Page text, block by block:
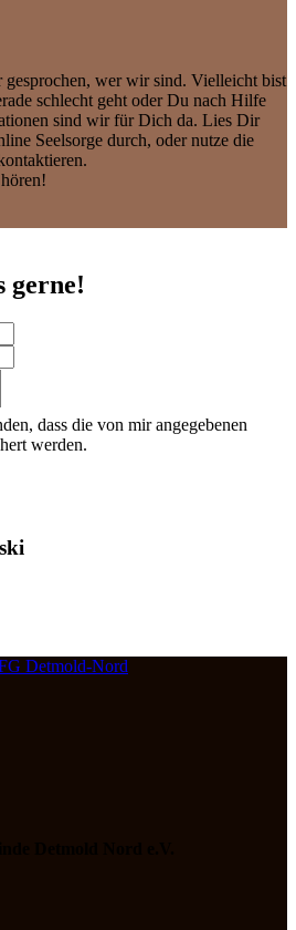
gesprochen, wer wir sind. Vielleicht bist
schlecht geht oder Du nach Hilfe
sind wir für Dich da. Lies Dir
Seelsorge durch, oder nutze die
gerne!
dass die von mir angegebenen
werden.